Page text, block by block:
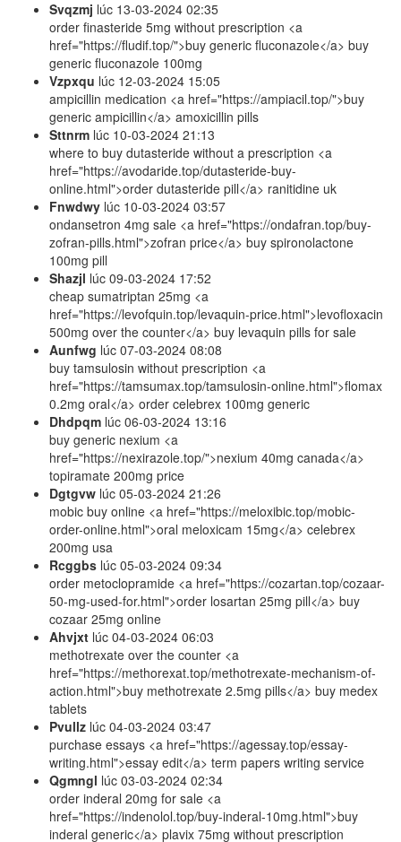
Svqzmj lúc 13-03-2024 02:35
order finasteride 5mg without prescription <a
href="https://fludif.top/">buy generic fluconazole</a> buy
generic fluconazole 100mg
Vzpxqu lúc 12-03-2024 15:05
ampicillin medication <a href="https://ampiacil.top/">buy
generic ampicillin</a> amoxicillin pills
Sttnrm lúc 10-03-2024 21:13
where to buy dutasteride without a prescription <a
href="https://avodaride.top/dutasteride-buy-
online.html">order dutasteride pill</a> ranitidine uk
Fnwdwy lúc 10-03-2024 03:57
ondansetron 4mg sale <a href="https://ondafran.top/buy-
zofran-pills.html">zofran price</a> buy spironolactone
100mg pill
Shazjl lúc 09-03-2024 17:52
cheap sumatriptan 25mg <a
href="https://levofquin.top/levaquin-price.html">levofloxacin
500mg over the counter</a> buy levaquin pills for sale
Aunfwg lúc 07-03-2024 08:08
buy tamsulosin without prescription <a
href="https://tamsumax.top/tamsulosin-online.html">flomax
0.2mg oral</a> order celebrex 100mg generic
Dhdpqm lúc 06-03-2024 13:16
buy generic nexium <a
href="https://nexirazole.top/">nexium 40mg canada</a>
topiramate 200mg price
Dgtgvw lúc 05-03-2024 21:26
mobic buy online <a href="https://meloxibic.top/mobic-
order-online.html">oral meloxicam 15mg</a> celebrex
200mg usa
Rcggbs lúc 05-03-2024 09:34
order metoclopramide <a href="https://cozartan.top/cozaar-
50-mg-used-for.html">order losartan 25mg pill</a> buy
cozaar 25mg online
Ahvjxt lúc 04-03-2024 06:03
methotrexate over the counter <a
href="https://methorexat.top/methotrexate-mechanism-of-
action.html">buy methotrexate 2.5mg pills</a> buy medex
tablets
Pvullz lúc 04-03-2024 03:47
purchase essays <a href="https://agessay.top/essay-
writing.html">essay edit</a> term papers writing service
Qgmngl lúc 03-03-2024 02:34
order inderal 20mg for sale <a
href="https://indenolol.top/buy-inderal-10mg.html">buy
inderal generic</a> plavix 75mg without prescription